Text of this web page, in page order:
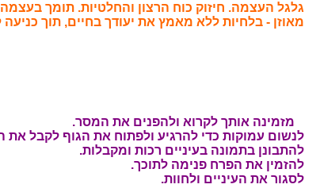
גלגל העצמה. חיזוק כוח הרצון והחלטיות. תומך בעצמה
מאוזן - בלחיות ללא מאמץ את יעודך בחיים, תוך כניעה
מזמינה אותך לקרוא ולהפנים את המסר.
לנשום עמוקות כדי להרגיע ולפתוח את הגוף לקבל את
להתבונן בתמונה בעיניים רכות ומקבלות.
להזמין את הפרח פנימה לתוכך.
לסגור את העיניים ולחוות.